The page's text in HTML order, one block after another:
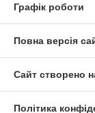
Графік роботи
Повна версія
Сайт створено
Політика